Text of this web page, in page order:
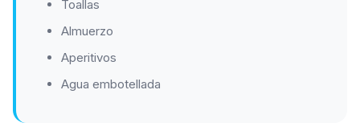
Toallas
Almuerzo
Aperitivos
Agua embotellada